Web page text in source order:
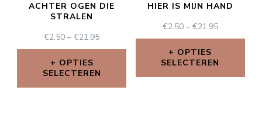
ACHTER OGEN DIE
STRALEN
€2.50 –€21.95
OPTIES
SELECTEREN
HIER IS MIJN HAND
€2.50– €21.95
OPTIES
SELECTEREN